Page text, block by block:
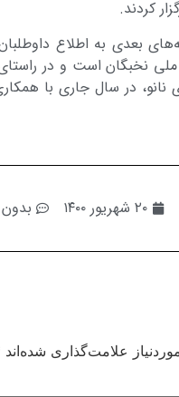
بعدی به اطلاع
ملی نخبگان است و در
در سال جاری با
۲۰ شهریور ۱۴۰۰
علامت‌گذاری شده‌اند